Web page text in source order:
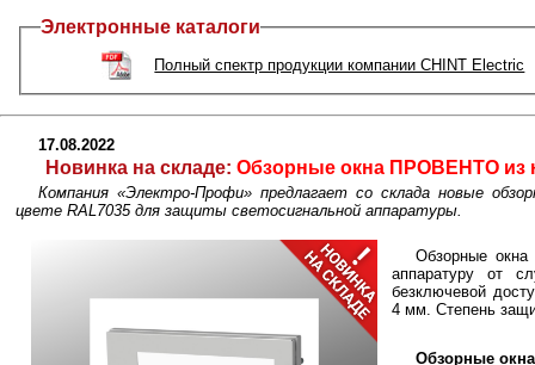
Электронные каталоги
Полный спектр продукции компании CHINT Electric
17.08.2022
Новинка на складе: Обзорные окна ПРОВЕНТО из
Компания «Электро-Профи» предлагает со склада новые
цвете RAL7035 для защиты светосигнальной аппаратуры.
Обзорные
аппаратуру от
безключевой
4 мм. Степень
Обзорные